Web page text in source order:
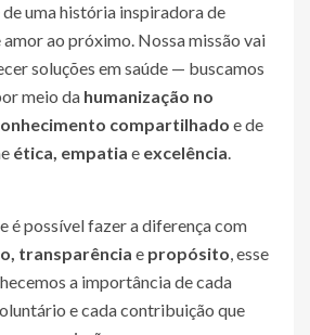
uma história inspiradora de
ao próximo. Nossa missão vai
soluções em saúde — buscamos
meio da humanização no
compartilhado e de
ética, empatia e excelência.
é possível fazer a diferença com
transparência e propósito, esse
a importância de cada
e cada contribuição que